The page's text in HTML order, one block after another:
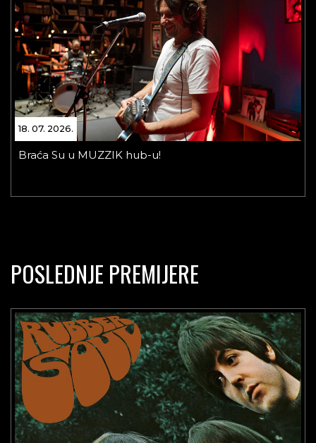
18. 07. 2026.
Braća Su u MUZZIK hub-u!
POSLEDNJE PREMIJERE